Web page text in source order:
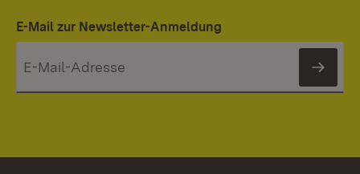
E-Mail zur Newsletter-Anmeldung